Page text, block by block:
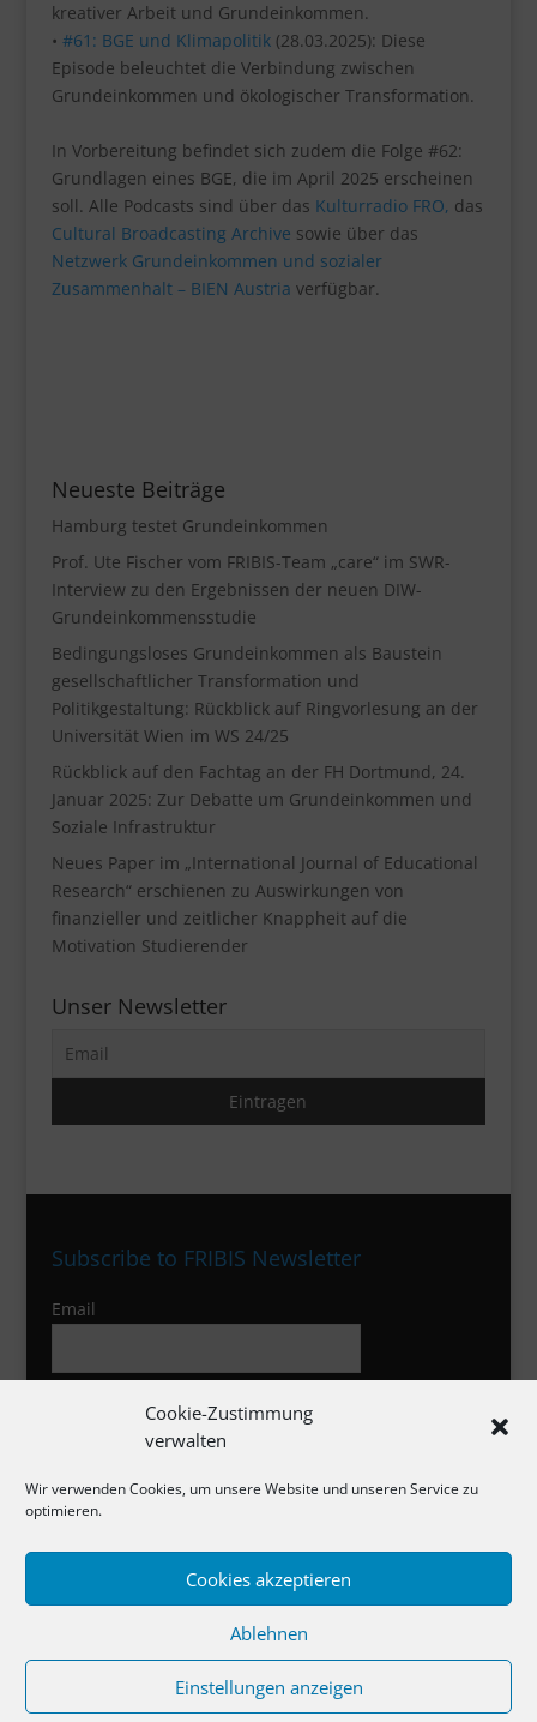
Cookie-Zustimmung
verwalten
Wir verwenden Cookies, um unsere Website und unseren Service zu
optimieren.
Cookies akzeptieren
Ablehnen
Einstellungen anzeigen
kreativer Arbeit und Grundeinkommen.
• #61: BGE und Klimapolitik(28.03.2025): Diese
Episode beleuchtet die Verbindung zwischen
Grundeinkommen und ökologischer Transformation.
In Vorbereitung befindet sich zudem die Folge #62:
Grundlagen eines BGE, die im April 2025 erscheinen
soll. Alle Podcasts sind über das Kulturradio FRO, das
Cultural Broadcasting Archive sowie über das
Netzwerk Grundeinkommen und sozialer
Zusammenhalt – BIEN Austria verfügbar.
Neueste Beiträge
Hamburg testet Grundeinkommen
Prof. Ute Fischer vom FRIBIS-Team „care“ im SWR-
Interview zu den Ergebnissen der neuen DIW-
Grundeinkommensstudie
Bedingungsloses Grundeinkommen als Baustein
gesellschaftlicher Transformation und
Politikgestaltung: Rückblick auf Ringvorlesung an der
Universität Wien im WS 24/25
Rückblick auf den Fachtag an der FH Dortmund, 24.
Januar 2025: Zur Debatte um Grundeinkommen und
Soziale Infrastruktur
Neues Paper im „International Journal of Educational
Research“ erschienen zu Auswirkungen von
finanzieller und zeitlicher Knappheit auf die
Motivation Studierender
Unser Newsletter
Subscribe to FRIBIS Newsletter
Email
Impressum
Cookie-Richtlinie